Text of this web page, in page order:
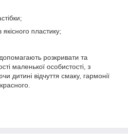
пластику;
розкривати та
маленької особистості, з
дитині відчуття смаку, гармонії